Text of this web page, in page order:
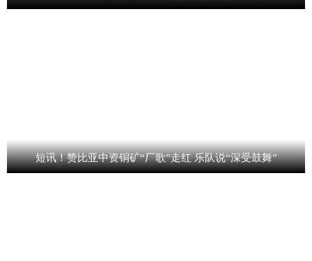
短讯！赞比亚中资铜矿“厂歌”走红 乐队说“深受鼓舞”